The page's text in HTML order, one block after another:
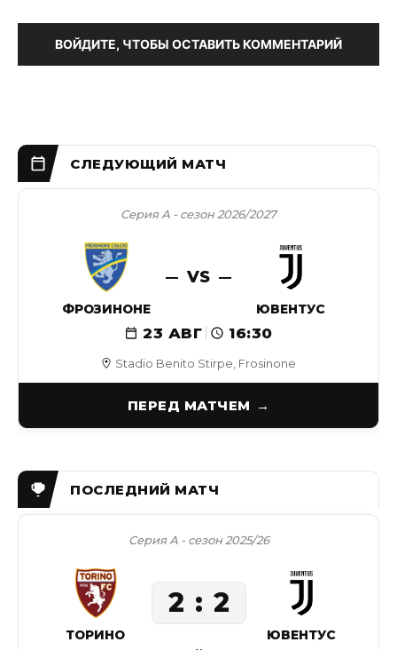
ВОЙДИТЕ, ЧТОБЫ ОСТАВИТЬ КОММЕНТАРИЙ
Stadio Benito Stirpe, Frosinone
Серия А - сезон 2026/2027
ФРОЗИНОНЕ
VS
ЮВЕНТУС
23 АВГ 16:30
ПЕРЕД МАТЧЕМ
Серия А - сезон 2025/26
ТОРИНО
2 2
ЮВЕНТУС